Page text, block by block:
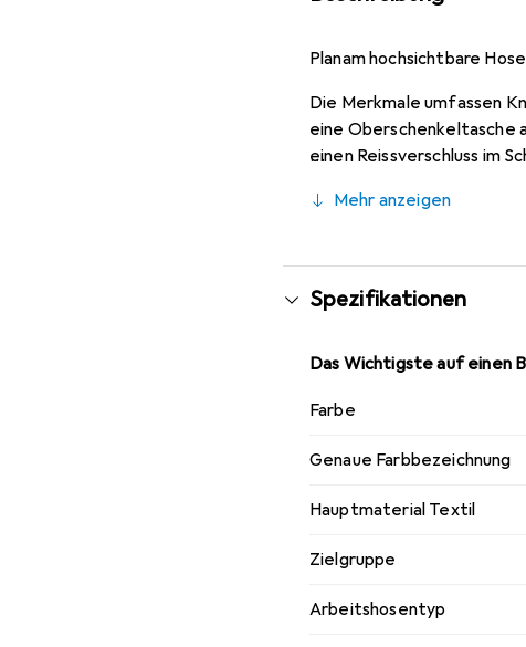
Planam hochsichtbare
Die Merkmale umfassen
eine Oberschenkeltasche
einen Reissverschluss im
Mehr anzeigen
Spezifikationen
Das Wichtigste auf einen
Farbe
Genaue Farbbezeichnung
Hauptmaterial Textil
Zielgruppe
Arbeitshosentyp